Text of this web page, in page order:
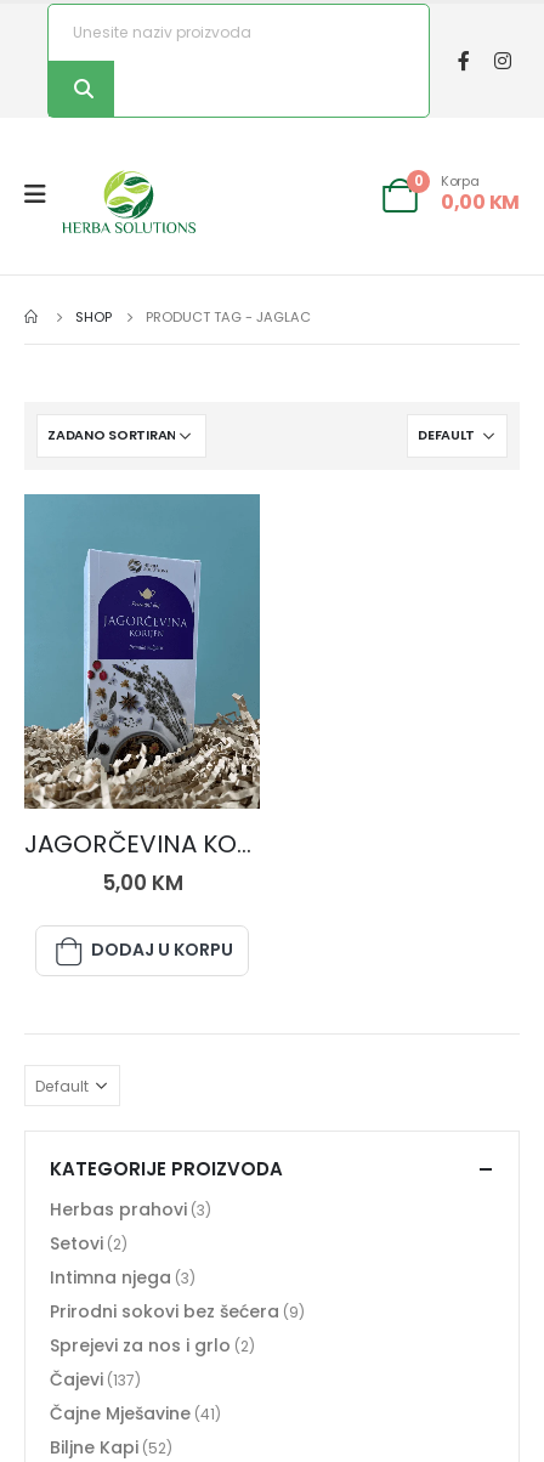
0 Korpa
0,00 KM
SHOP PRODUCT TAG - JAGLAC
ČAJEVI
JAGORČEVINA KORIJEN, čaj 50 gr.
5,00 KM
DODAJ U KORPU
KATEGORIJE PROIZVODA
Herbas prahovi (3)
Setovi (2)
Intimna njega (3)
Prirodni sokovi bez šećera (9)
Sprejevi za nos i grlo (2)
Čajevi (137)
Čajne Mješavine (41)
Biljne Kapi (52)